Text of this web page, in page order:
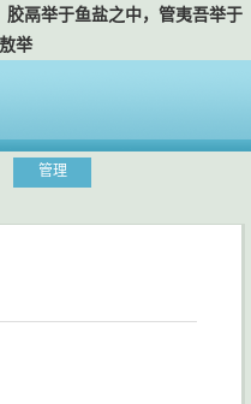
鬲举于鱼盐之中，管夷吾举于
于海，
管理